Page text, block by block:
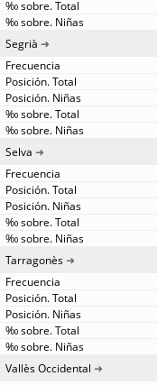
Segrià
Selva
Tarragonès
Vallès Occidental